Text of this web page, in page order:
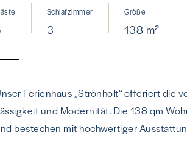
Schlafzimmer
3
Größe
138 m²
Ferienhaus „Strönholt“ offeriert die
und Modernität. Die 138 qm
bestechen mit hochwertiger